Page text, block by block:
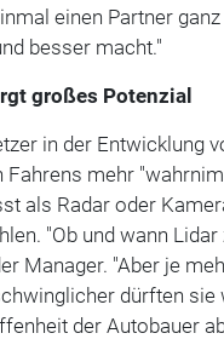
einen Partner
besser macht."
großes Potenzial
in der Entwicklung
mehr
als Radar oder
"Ob und wann
Manager. "Aber je
dürften sie
der Autobauer